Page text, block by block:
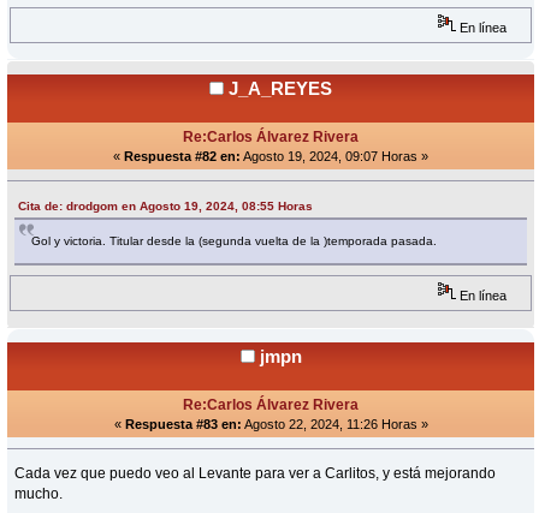
En línea
J_A_REYES
Re:Carlos Álvarez Rivera
« Respuesta #82 en: Agosto 19, 2024, 09:07 Horas »
Cita de: drodgom en Agosto 19, 2024, 08:55 Horas
Gol y victoria. Titular desde la (segunda vuelta de la )temporada pasada.
En línea
jmpn
Re:Carlos Álvarez Rivera
« Respuesta #83 en: Agosto 22, 2024, 11:26 Horas »
Cada vez que puedo veo al Levante para ver a Carlitos, y está mejorando
mucho.